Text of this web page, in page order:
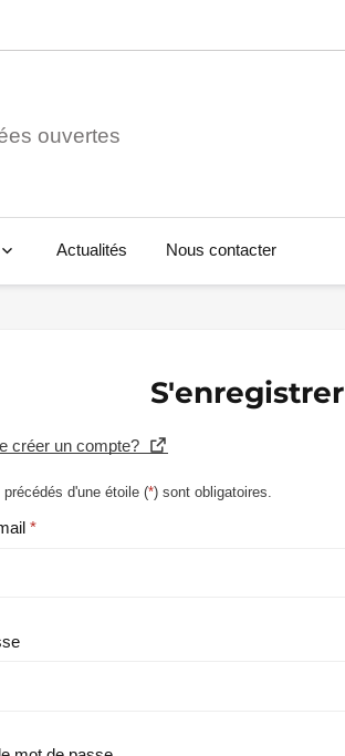
ouvertes
Actualités Nous contacter
S'enregistrer
créer un compte?
d'une étoile (*) sont obligatoires.